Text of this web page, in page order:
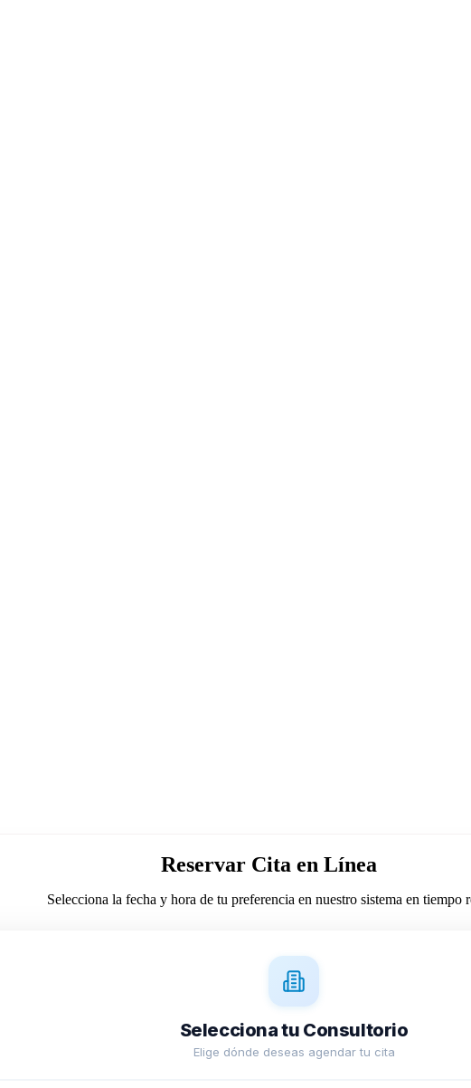
Reservar Cita en Línea
Selecciona la fecha y hora de tu preferencia en nuestro sistema en tiempo
Selecciona tu Consultorio
Elige dónde deseas agendar tu cita